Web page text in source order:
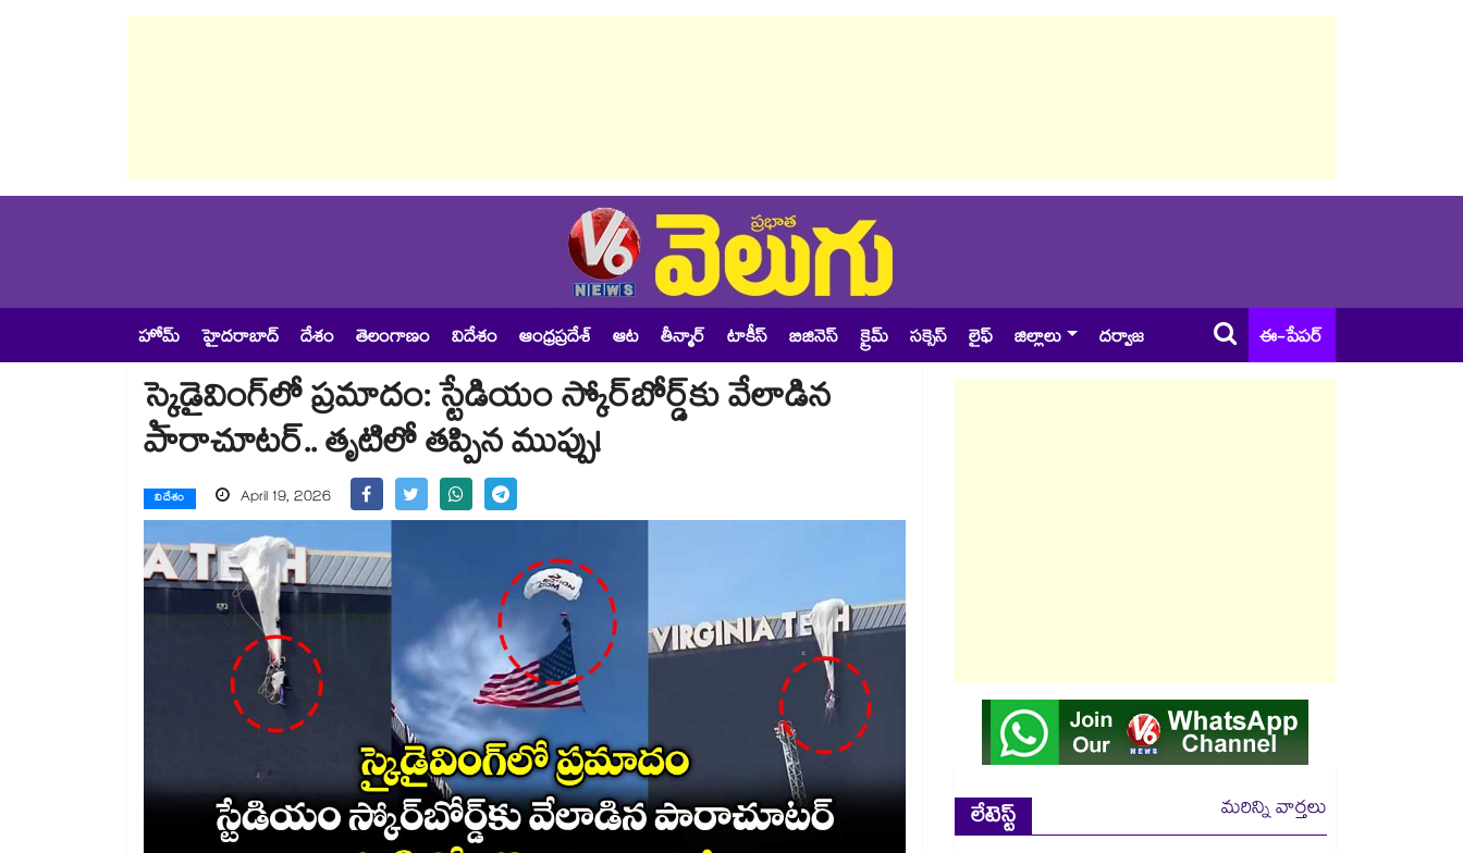
హోమ్ హైదరాబాద్ దేశం తెలంగాణం విదేశం ఆంధ్రప్రదేశ్ ఆట తీన్మార్ టాకీస్ బిజినెస్ క్రైమ్ సక్సెస్ లైఫ్ జిల్లాలు దర్వాజ ఈ-పేపర్
స్కైడైవింగ్‌లో ప్రమాదం: స్టేడియం స్కోర్‌బోర్డ్‌కు వేలాడిన
పారాచూటర్.. తృటిలో తప్పిన ముప్పు!
విదేశం April 19, 2026
లేటెస్ట్
మరిన్ని వార్తలు